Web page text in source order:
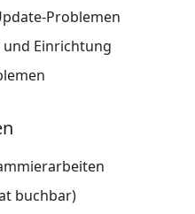
Problemen
Einrichtung
buchbar)